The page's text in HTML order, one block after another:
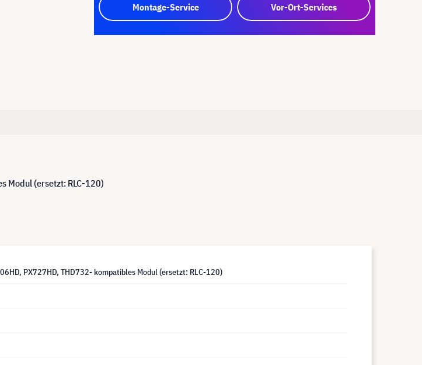
Montage-Service Vor-Ort-Services
Modul (ersetzt: RLC-120)
PX727HD, THD732- kompatibles Modul (ersetzt: RLC-120)